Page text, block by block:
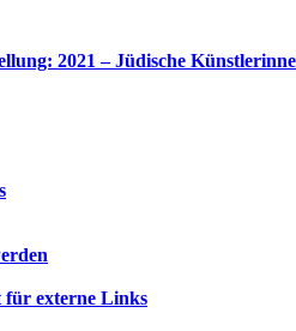
2021 – Jüdische
für externe Links